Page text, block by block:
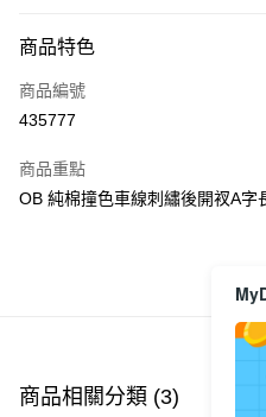
信用卡
Apple Pay
PayMe
每筆HK$40.00，滿HK$350.00或
付款後順豐站及營業點
商品特色
商品編號
435777
商品重點
OB 純棉撞色車線刺繡後開衩A字
商
商品相關分類 (3)